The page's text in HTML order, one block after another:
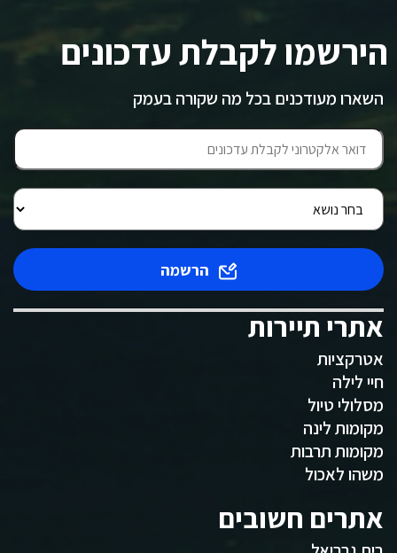
הירשמו לקבלת עדכונים
השארו מעודכנים בכל מה שקורה בעמק
הרשמה
אתרי תיירות
אטרקציות
חיי לילה
מסלולי טיול
מקומות לינה
מקומות תרבות
משהו לאכול
אתרים חשובים